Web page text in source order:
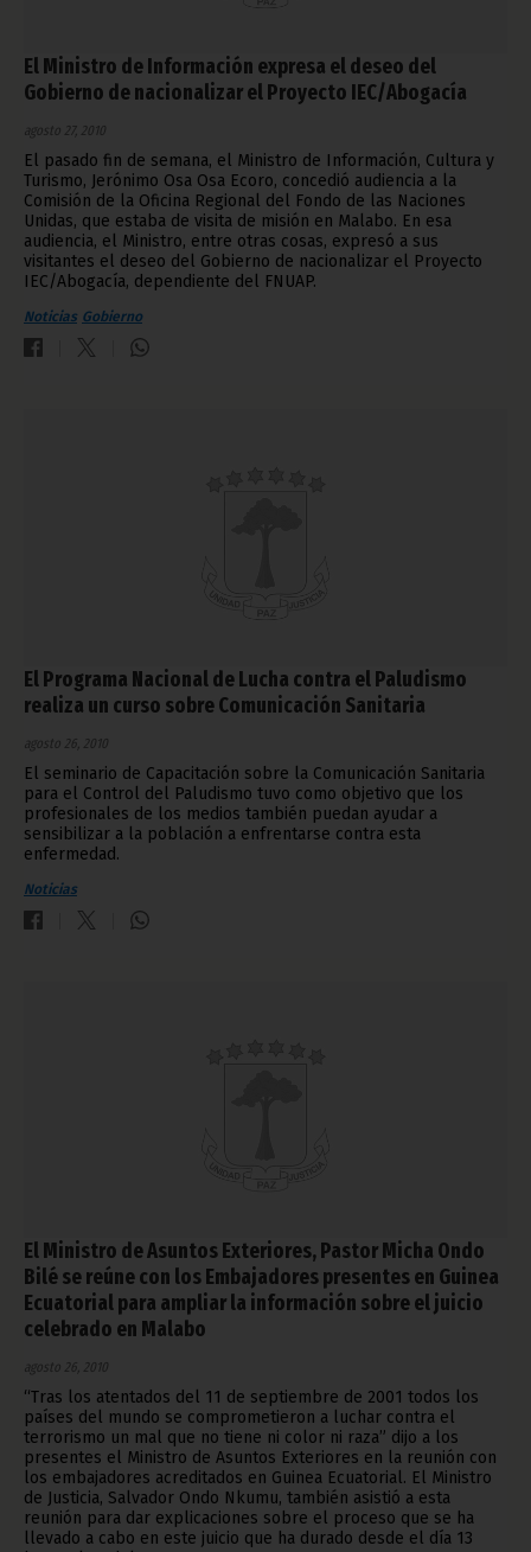
El Ministro de Información expresa el deseo del
Gobierno de nacionalizar el Proyecto IEC/Abogacía
agosto 27, 2010
El pasado fin de semana, el Ministro de Información, Cultura y
Turismo, Jerónimo Osa Osa Ecoro, concedió audiencia a la
Comisión de la Oficina Regional del Fondo de las Naciones
Unidas, que estaba de visita de misión en Malabo. En esa
audiencia, el Ministro, entre otras cosas, expresó a sus
visitantes el deseo del Gobierno de nacionalizar el Proyecto
IEC/Abogacía, dependiente del FNUAP.
Noticias Gobierno
El Programa Nacional de Lucha contra el Paludismo
realiza un curso sobre Comunicación Sanitaria
agosto 26, 2010
El seminario de Capacitación sobre la Comunicación Sanitaria
para el Control del Paludismo tuvo como objetivo que los
profesionales de los medios también puedan ayudar a
sensibilizar a la población a enfrentarse contra esta
enfermedad.
Noticias
El Ministro de Asuntos Exteriores, Pastor Micha Ondo
Bilé se reúne con los Embajadores presentes en Guinea
Ecuatorial para ampliar la información sobre el juicio
celebrado en Malabo
agosto 26, 2010
“Tras los atentados del 11 de septiembre de 2001 todos los
países del mundo se comprometieron a luchar contra el
terrorismo un mal que no tiene ni color ni raza” dijo a los
presentes el Ministro de Asuntos Exteriores en la reunión con
los embajadores acreditados en Guinea Ecuatorial. El Ministro
de Justicia, Salvador Ondo Nkumu, también asistió a esta
reunión para dar explicaciones sobre el proceso que se ha
llevado a cabo en este juicio que ha durado desde el día 13